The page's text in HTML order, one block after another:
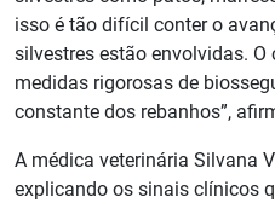
isso é tão difícil conter o
silvestres estão envolvidas.
medidas rigorosas de
constante dos rebanhos”,
A médica veterinária Silvana
explicando os sinais clínicos